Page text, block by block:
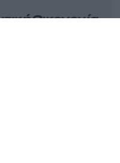
Οικονομία